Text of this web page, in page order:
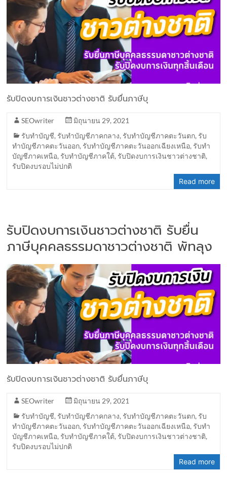
รับปิดงบการเงินชาวต่างชาติ รับยื่นภาษีบุ
SEOwriter
มิถุนายน 29, 2021
รับทำบัญชี, รับทำบัญชีภาคกลาง, รับทำบัญชีภาคตะวันตก, รับ
ทำบัญชีภาคตะวันออก, รับทำบัญชีภาคตะวันออกเฉียงเหนือ, รับทำ
บัญชีภาคเหนือ, รับทำบัญชีภาคใต้, รับปิดงบการเงินชาวต่างชาติ,
รับปิดงบรอบไม่ปกติ
Read more
รับปิดงบการเงินชาวต่างชาติ รับยื่น
ภาษีบุคคลธรรมดาชาวต่างชาติ พัทลุง
รับปิดงบการเงินชาวต่างชาติ รับยื่นภาษีบุ
SEOwriter
มิถุนายน 29, 2021
รับทำบัญชี, รับทำบัญชีภาคกลาง, รับทำบัญชีภาคตะวันตก, รับ
ทำบัญชีภาคตะวันออก, รับทำบัญชีภาคตะวันออกเฉียงเหนือ, รับทำ
บัญชีภาคเหนือ, รับทำบัญชีภาคใต้, รับปิดงบการเงินชาวต่างชาติ,
รับปิดงบรอบไม่ปกติ
Read more